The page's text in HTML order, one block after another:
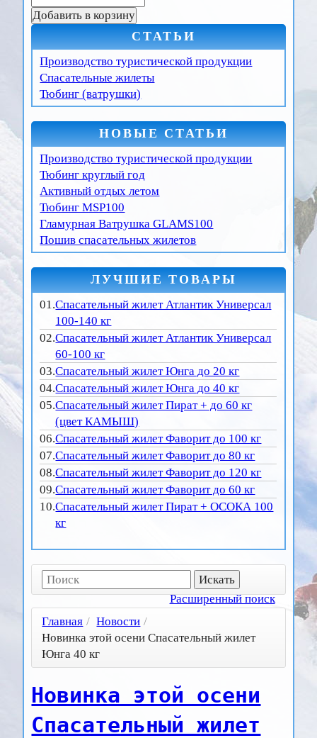
СТАТЬИ
Производство туристической продукции
Спасательные жилеты
Тюбинг (ватрушки)
НОВЫЕ СТАТЬИ
Производство туристической продукции
Тюбинг круглый год
Активный отдых летом
Тюбинг MSP100
Гламурная Ватрушка GLAMS100
Пошив спасательных жилетов
ЛУЧШИЕ ТОВАРЫ
01.Спасательный жилет Атлантик Универсал
100-140 кг
02.Спасательный жилет Атлантик Универсал
60-100 кг
03.Спасательный жилет Юнга до 20 кг
04.Спасательный жилет Юнга до 40 кг
05.Спасательный жилет Пират + до 60 кг
(цвет КАМЫШ)
06.Спасательный жилет Фаворит до 100 кг
07.Спасательный жилет Фаворит до 80 кг
08.Спасательный жилет Фаворит до 120 кг
09.Спасательный жилет Фаворит до 60 кг
10.Спасательный жилет Пират + ОСОКА 100
кг
Расширенный поиск
Главная / Новости /
Новинка этой осени Спасательный жилет
Юнга 40 кг
Новинка этой осени
Спасательный жилет